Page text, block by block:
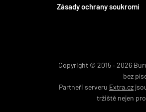
Zásady ochrany soukromí
Copyright © 2015 ‐ 2026
bez
Partneři serveru Extra.cz
tržiště nejen pro